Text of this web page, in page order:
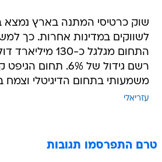
שוק כרטיסי המתנה בארץ נמצא
לשווקים במדינות אחרות. כך
רשם גידול של 6%.
משמעותי בתחום הדיגיטלי וצמח ב 26%
עזריאלי
טרם התפרסמו תגובות